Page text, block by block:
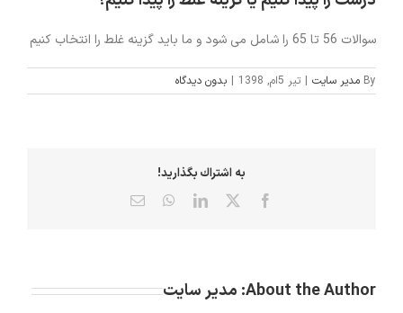
انتشارات
تماس با ما
سوالات 56 تا 65 را شامل می شود و ما باید گزینه غلط را انتخاب کنیم
By مدیر سایت | تیر 5ام, 1398 | بدون ديدگاه
به اشتراك بگذاريد!
Facebook
X
LinkedIn
WhatsApp
پست
About the Author: مدیر سایت